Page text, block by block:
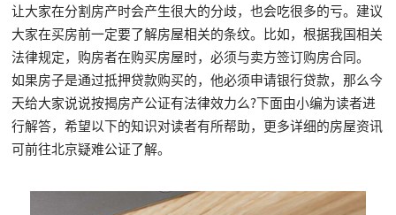
让大家在分割房产时会产生很大的分歧，也会吃很多的亏。建议
大家在买房前一定要了解房屋相关的条纹。比如，根据我国相关
法律规定，购房者在购买房屋时，必须与卖方签订购房合同。
如果房子是通过抵押贷款购买的，他必须申请银行贷款，那么今
天给大家说说按揭房产公证有法律效力么?下面由小编为读者进
行解答，希望以下的知识对读者有所帮助，更多详细的房屋资讯
可前往北京疑难公证了解。